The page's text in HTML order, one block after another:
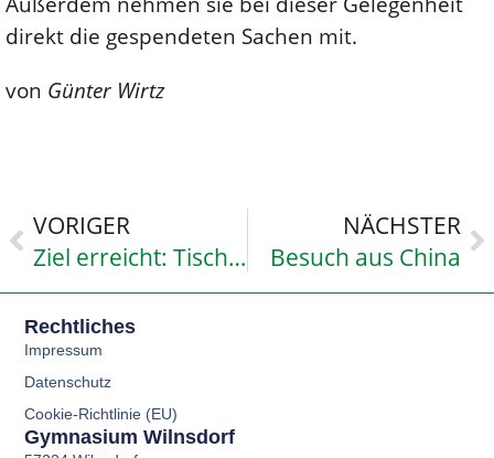
direkt die gespendeten Sachen mit.
von Günter Wirtz
VORIGER
Ziel erreicht: Tischtennisspieler werden in WKIII Zweiter
NÄCHSTER
Besuch aus China
Rechtliches
Impressum
Datenschutz
Cookie-Richtlinie (EU)
Gymnasium Wilnsdorf